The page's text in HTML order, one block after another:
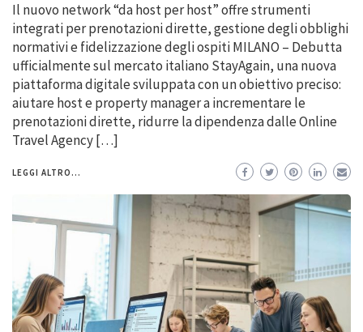
Il nuovo network “da host per host” offre strumenti
integrati per prenotazioni dirette, gestione degli obblighi
normativi e fidelizzazione degli ospiti MILANO – Debutta
ufficialmente sul mercato italiano StayAgain, una nuova
piattaforma digitale sviluppata con un obiettivo preciso:
aiutare host e property manager a incrementare le
prenotazioni dirette, ridurre la dipendenza dalle Online
Travel Agency […]
LEGGI ALTRO...